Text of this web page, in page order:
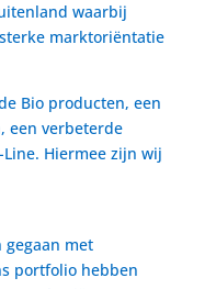
waarbij
marktoriëntatie
Bio producten, een
een verbeterde
Hiermee zijn wij
met
portfolio hebben